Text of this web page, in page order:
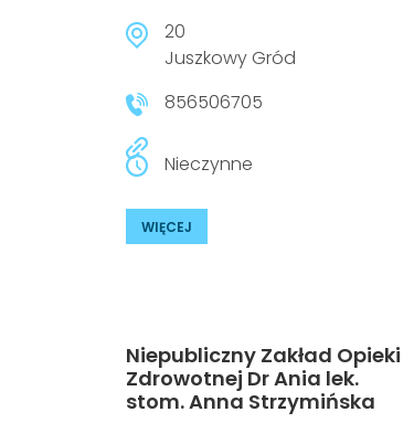
20
Juszkowy Gród
856506705
Nieczynne
WIĘCEJ
Niepubliczny Zakład Opieki
Zdrowotnej Dr Ania lek.
stom. Anna Strzymińska